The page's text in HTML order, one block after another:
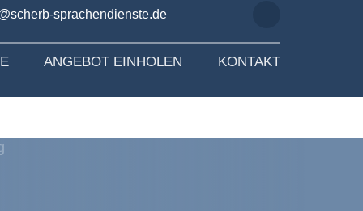
sprachendienste.de
ANGEBOT EINHOLEN KONTAKT